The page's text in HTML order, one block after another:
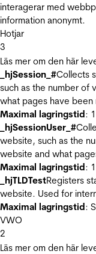
interagerar med
information anonymt.
Hotjar
3
Läs mer om den här
_hjSession_#Collects
such as the number of
what pages have been
Maximal lagringstid:
_hjSessionUser_#
website, such as the
website and what
Maximal lagringstid:
_hjTLDTestRegisters
website. Used for
Maximal lagringstid:
VWO
2
Läs mer om den här